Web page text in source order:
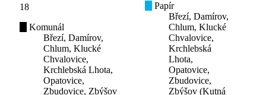
18
Komunál
Březí, Damírov,
Chlum, Klucké
Chvalovice,
Krchlebská Lhota,
Opatovice,
Zbudovice, Zbýšov
Papír
Březí, Damírov,
Chlum, Klucké
Chvalovice,
Krchlebská
Lhota,
Opatovice,
Zbudovice,
Zbýšov (Kutná